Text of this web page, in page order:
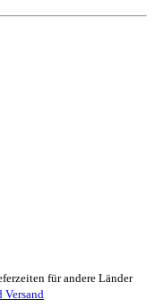
für andere Länder
Versand